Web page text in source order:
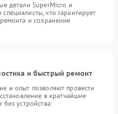
детали SuperMicro и
что гарантирует
и сохранение
и быстрый ремонт
и опыт позволяют провести
в кратчайшие
устройства